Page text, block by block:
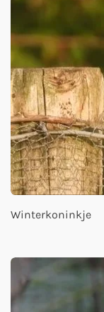
Winterkoninkje